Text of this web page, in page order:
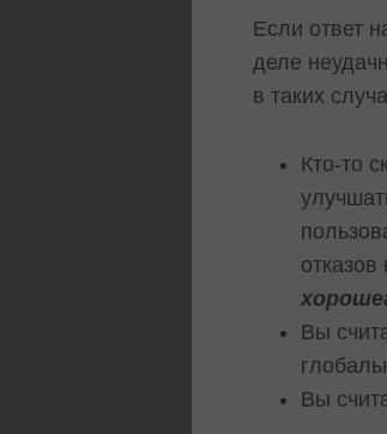
Если ответ
деле
в таких
Кто-то
Вы
Вы